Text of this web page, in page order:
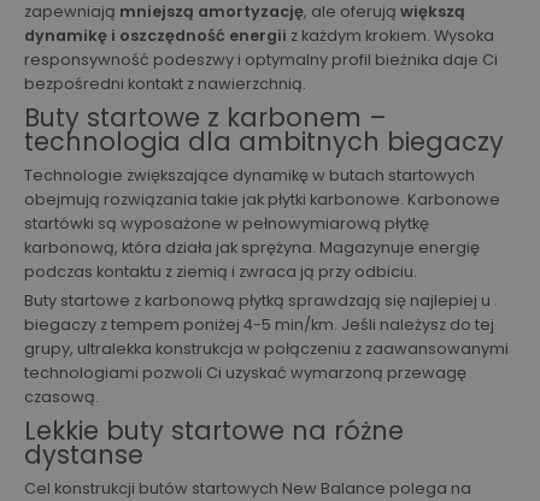
zapewniają mniejszą amortyzację, ale oferują większą
dynamikę i oszczędność energii z każdym krokiem. Wysoka
responsywność podeszwy i optymalny profil bieżnika daje Ci
bezpośredni kontakt z nawierzchnią.
Buty startowe z karbonem –
technologia dla ambitnych biegaczy
Technologie zwiększające dynamikę w butach startowych
obejmują rozwiązania takie jak płytki karbonowe. Karbonowe
startówki są wyposażone w pełnowymiarową płytkę
karbonową, która działa jak sprężyna. Magazynuje energię
podczas kontaktu z ziemią i zwraca ją przy odbiciu.
Buty startowe z karbonową płytką sprawdzają się najlepiej u
biegaczy z tempem poniżej 4-5 min/km. Jeśli należysz do tej
grupy, ultralekka konstrukcja w połączeniu z zaawansowanymi
technologiami pozwoli Ci uzyskać wymarzoną przewagę
czasową.
Lekkie buty startowe na różne
dystanse
Cel konstrukcji butów startowych New Balance polega na